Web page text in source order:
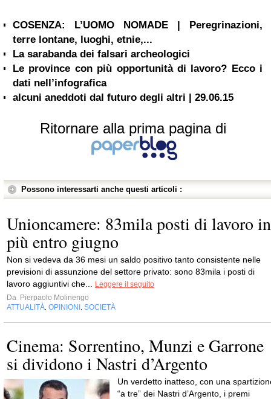
COSENZA: L’UOMO NOMADE | Peregrinazioni,
terre lontane, luoghi, etnie,...
La sarabanda dei falsari archeologici
Le province con più opportunità di lavoro? Ecco i
dati nell’infografica
alcuni aneddoti dal futuro degli altri | 29.06.15
Ritornare alla prima pagina di
Possono interessarti anche questi articoli :
Unioncamere: 83mila posti di lavoro in
più entro giugno
Non si vedeva da 36 mesi un saldo positivo tanto consistente nelle
previsioni di assunzione del settore privato: sono 83mila i posti di
lavoro aggiuntivi che...
Leggere il seguito
Da Pierpaolo Molinengo
ATTUALITÀ OPINIONI SOCIETÀ
Cinema: Sorrentino, Munzi e Garrone
si dividono i Nastri d’Argento
Un verdetto inatteso, con una
“a tre” dei Nastri d’Argento, i premi